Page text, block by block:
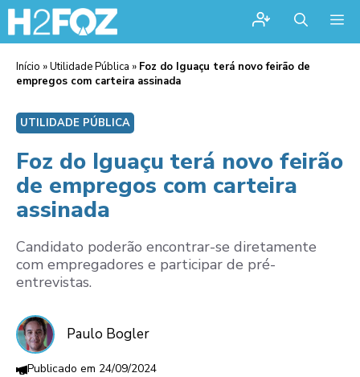
Início »Utilidade Pública » Foz do Iguaçu terá novo feirão de
empregos com carteira assinada
UTILIDADE PÚBLICA
Foz do Iguaçu terá novo feirão
de empregos com carteira
assinada
Candidato poderão encontrar-se diretamente
com empregadores e participar de pré-
entrevistas.
Paulo Bogler
24/09/2024